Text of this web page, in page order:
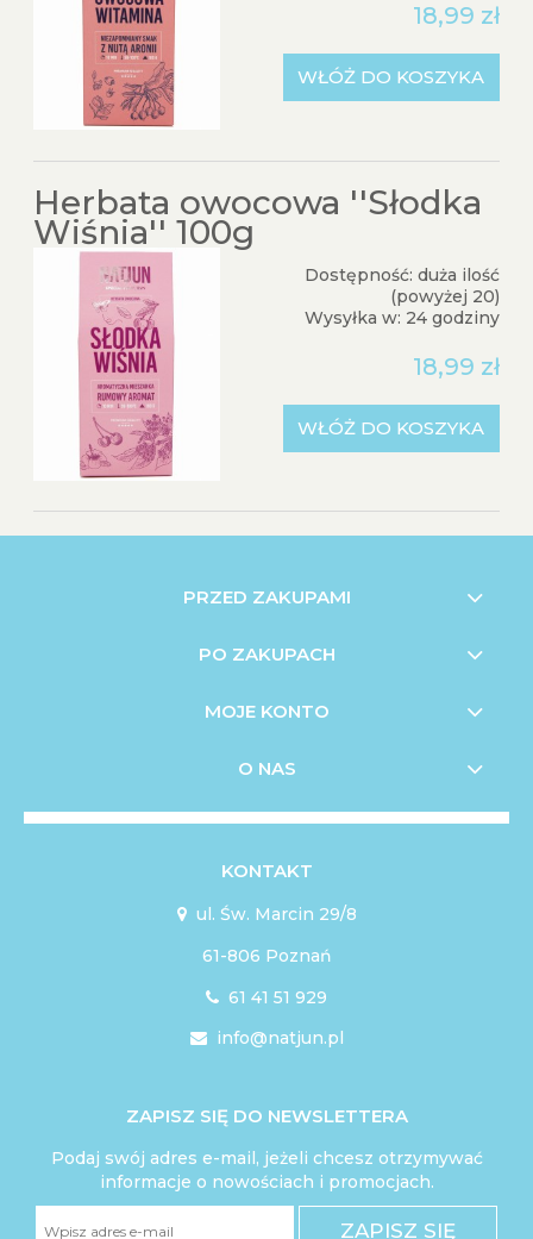
18,99 zł
WŁÓŻ DO KOSZYKA
Herbata owocowa ''Słodka
Wiśnia'' 100g
Dostępność: duża ilość
(powyżej 20)
Wysyłka w: 24 godziny
18,99 zł
WŁÓŻ DO KOSZYKA
PRZED ZAKUPAMI
PO ZAKUPACH
MOJE KONTO
O NAS
KONTAKT
ul. Św. Marcin 29/8
61-806 Poznań
 61 41 51 929
info@natjun.pl
ZAPISZ SIĘ DO NEWSLETTERA
Podaj swój adres e-mail, jeżeli chcesz otrzymywać
informacje o nowościach i promocjach.
ZAPISZ SIĘ